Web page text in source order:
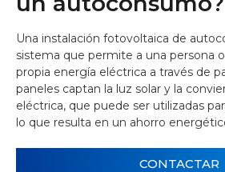
Una instalación fotovoltaica de
sistema que permite a una persona
propia energía eléctrica a través de
paneles captan la luz solar y la
eléctrica, que puede ser utilizadas
lo que resulta en un ahorro
CONTACTAR